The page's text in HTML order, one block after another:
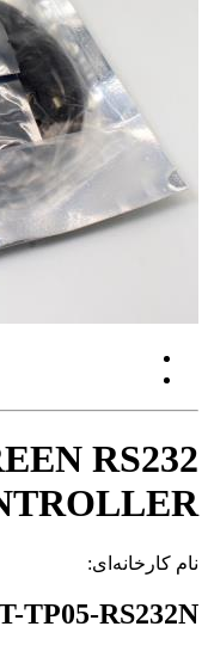
RS232
نام کارخانه‌ای:
TP05-RS232N